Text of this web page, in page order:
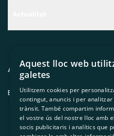
Premsa
Treballa amb nosaltres
Avis legal Política de privacitat
ES CAGLEU
Aquest lloc web
galetes
Utilitzem cookies per
contingut, anuncis i per
trànsit. També compartim
el vostre ús del nostre lloc amb
socis publicitaris i analítics que